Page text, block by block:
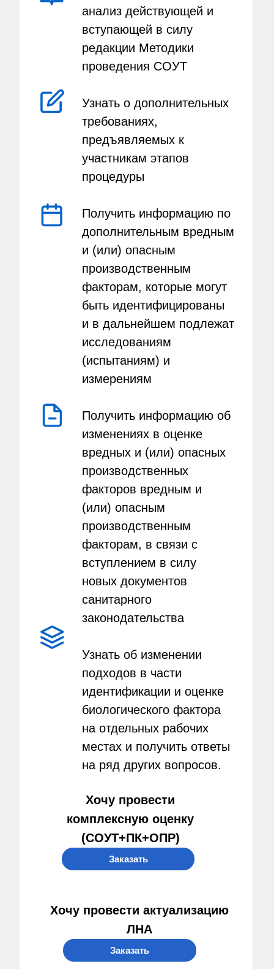
Хочу провести
комплексную оценку
(СОУТ+ПК+ОПР)
Заказать
Хочу провести актуализацию
ЛНА
Заказать
анализ действующей и
вступающей в силу
редакции Методики
проведения СОУТ
Узнать о дополнительных
требованиях,
предъявляемых к
участникам этапов
процедуры
Получить информацию по
дополнительным вредным
и (или) опасным
производственным
факторам, которые могут
быть идентифицированы
и в дальнейшем подлежат
исследованиям
(испытаниям) и
измерениям
Получить информацию об
изменениях в оценке
вредных и (или) опасных
производственных
факторов вредным и
(или) опасным
производственным
факторам, в связи с
вступлением в силу
новых документов
санитарного
законодательства
Узнать об изменении
подходов в части
идентификации и оценке
биологического фактора
на отдельных рабочих
местах и получить ответы
на ряд других вопросов.